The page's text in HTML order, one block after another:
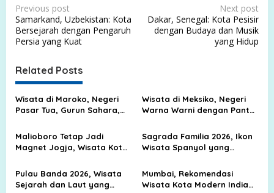
P
o
s
t
n
a
v
i
g
t
Previous post
Samarkand, Uzbekistan: Kota
Bersejarah dengan Pengaruh
Persia yang Kuat
Next post
Dakar, Senegal: Kota Pesisir
dengan Budaya dan Musik
yang Hidup
Related Posts
Wisata di Maroko, Negeri
Pasar Tua, Gurun Sahara,
Wisata di Meksiko, Negeri
Warna Warni dengan Pantai
Peradaban Kuno
Malioboro Tetap Jadi
Magnet Jogja, Wisata Kota
Sagrada Familia 2026, Ikon
Wisata Spanyol yang
Pulau Banda 2026, Wisata
Sejarah dan Laut yang
Mumbai, Rekomendasi
Wisata Kota Modern India